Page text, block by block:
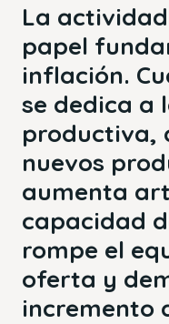
La
papel
inflación.
se dedica a
productiva,
nuevos
aumenta
capacidad
rompe el
oferta y
incremento